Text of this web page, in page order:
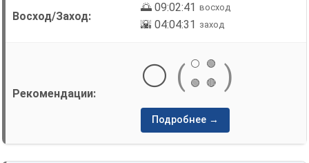
🌅 09:02:41 восход
🌇 04:04:31 заход
⚪ ( ⚪
🟢
🟢
🔴 )
Подробнее →